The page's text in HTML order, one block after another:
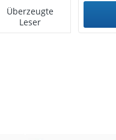
Überzeugte
Leser